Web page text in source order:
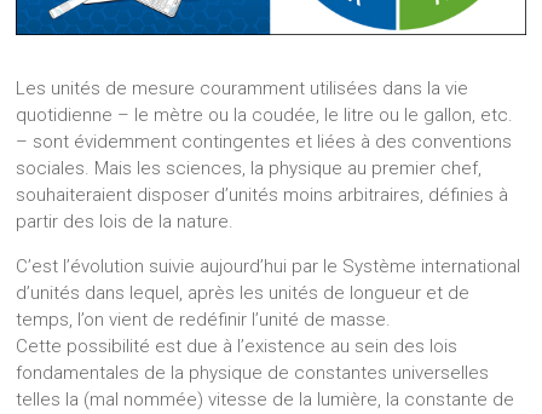
Les unités de mesure couramment utilisées dans la vie
quotidienne – le mètre ou la coudée, le litre ou le gallon, etc.
– sont évidemment contingentes et liées à des conventions
sociales. Mais les sciences, la physique au premier chef,
souhaiteraient disposer d’unités moins arbitraires, définies à
partir des lois de la nature.
C’est l’évolution suivie aujourd’hui par le Système international
d’unités dans lequel, après les unités de longueur et de
temps, l’on vient de redéfinir l’unité de masse.
Cette possibilité est due à l’existence au sein des lois
fondamentales de la physique de constantes universelles
telles la (mal nommée) vitesse de la lumière, la constante de